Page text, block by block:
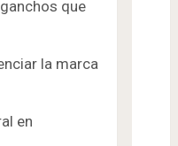
que
la marca
en